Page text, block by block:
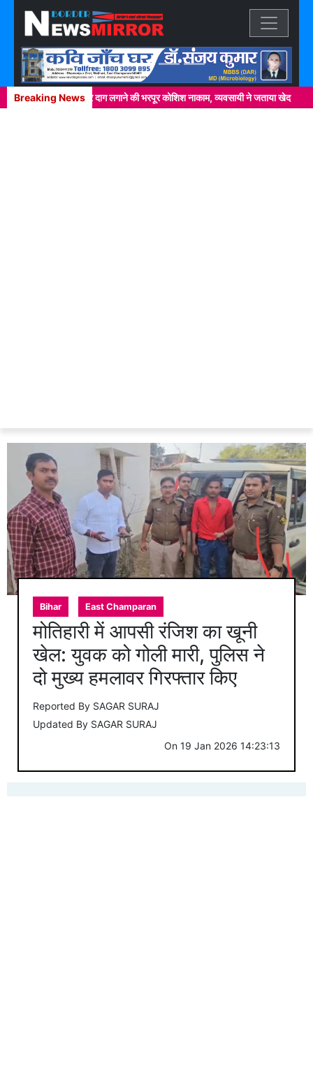
Previous Next
Breaking News
में खाकी वर्दी पर दाग लगाने की भरपूर कोशिश नाकाम, व्यवसायी ने जताया खेद
Bihar East Champaran
मोतिहारी में आपसी रंजिश का खूनी
खेल: युवक को गोली मारी, पुलिस ने
दो मुख्य हमलावर गिरफ्तार किए
Reported By SAGAR SURAJ
Updated By SAGAR SURAJ
On 19 Jan 2026 14:23:13